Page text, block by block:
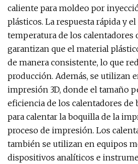
caliente para moldeo por
plásticos. La respuesta rápida y
temperatura de los calentadores
garantizan que el material
de manera consistente, lo que
producción. Además, se utilizan
impresión 3D, donde el tamaño
eficiencia de los calentadores de
para calentar la boquilla de la
proceso de impresión. Los
también se utilizan en equipos
dispositivos analíticos e